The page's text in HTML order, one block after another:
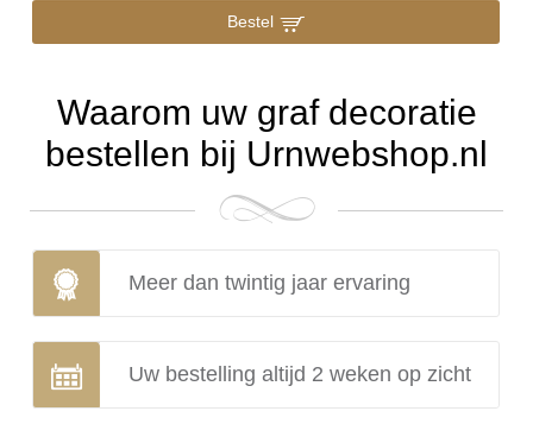
Bestel
Waarom uw graf decoratie
bestellen bij Urnwebshop.nl
Meer dan twintig jaar ervaring
Uw bestelling altijd 2 weken op zicht